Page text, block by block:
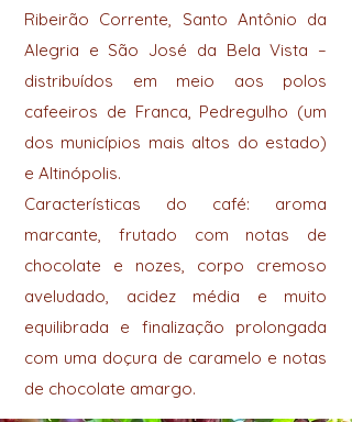
Ribeirão Corrente, Santo Antônio da
Alegria e São José da Bela Vista –
distribuídos em meio aos polos
cafeeiros de Franca, Pedregulho (um
dos municípios mais altos do estado)
e Altinópolis.
Características do café: aroma
marcante, frutado com notas de
chocolate e nozes, corpo cremoso
aveludado, acidez média e muito
equilibrada e finalização prolongada
com uma doçura de caramelo e notas
de chocolate amargo.